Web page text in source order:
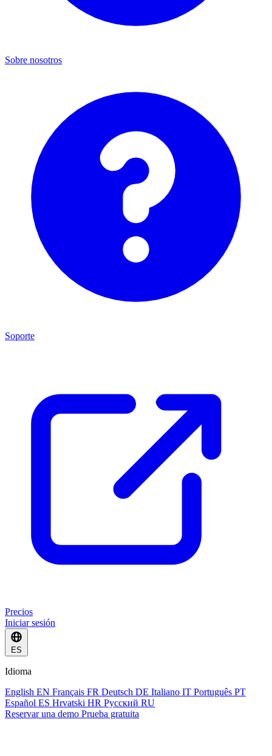
Sobre nosotros
Soporte
Precios
Iniciar sesión
ES
Idioma
English EN Français FR Deutsch DE Italiano IT Português PT
Español ES Hrvatski HR Русский RU
Reservar una demo Prueba gratuita